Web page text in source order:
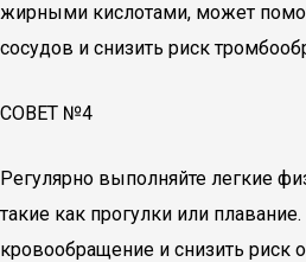
жирными кислотами, может
сосудов и снизить риск
СОВЕТ №4
Регулярно выполняйте легкие
такие как прогулки или
кровообращение и снизить риск